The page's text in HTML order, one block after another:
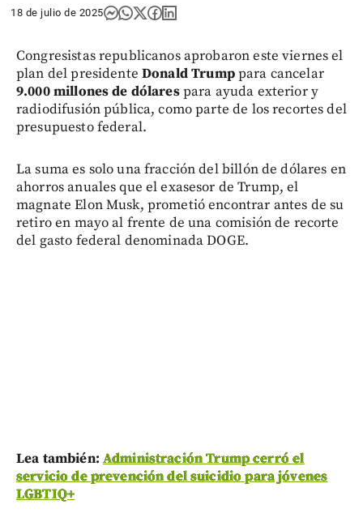
18 de julio de 2025
Congresistas republicanos aprobaron este viernes el
plan del presidente Donald Trumppara cancelar
9.000 millones de dólarespara ayuda exterior y
radiodifusión pública, como parte de los recortes del
presupuesto federal.
La suma es solo una fracción del billón de dólares en
ahorros anuales que el exasesor de Trump, el
magnate Elon Musk, prometió encontrar antes de su
retiro en mayo al frente de una comisión de recorte
del gasto federal denominada DOGE.
Lea también: Administración Trump cerró el
servicio de prevención del suicidio para jóvenes
LGBTIQ+